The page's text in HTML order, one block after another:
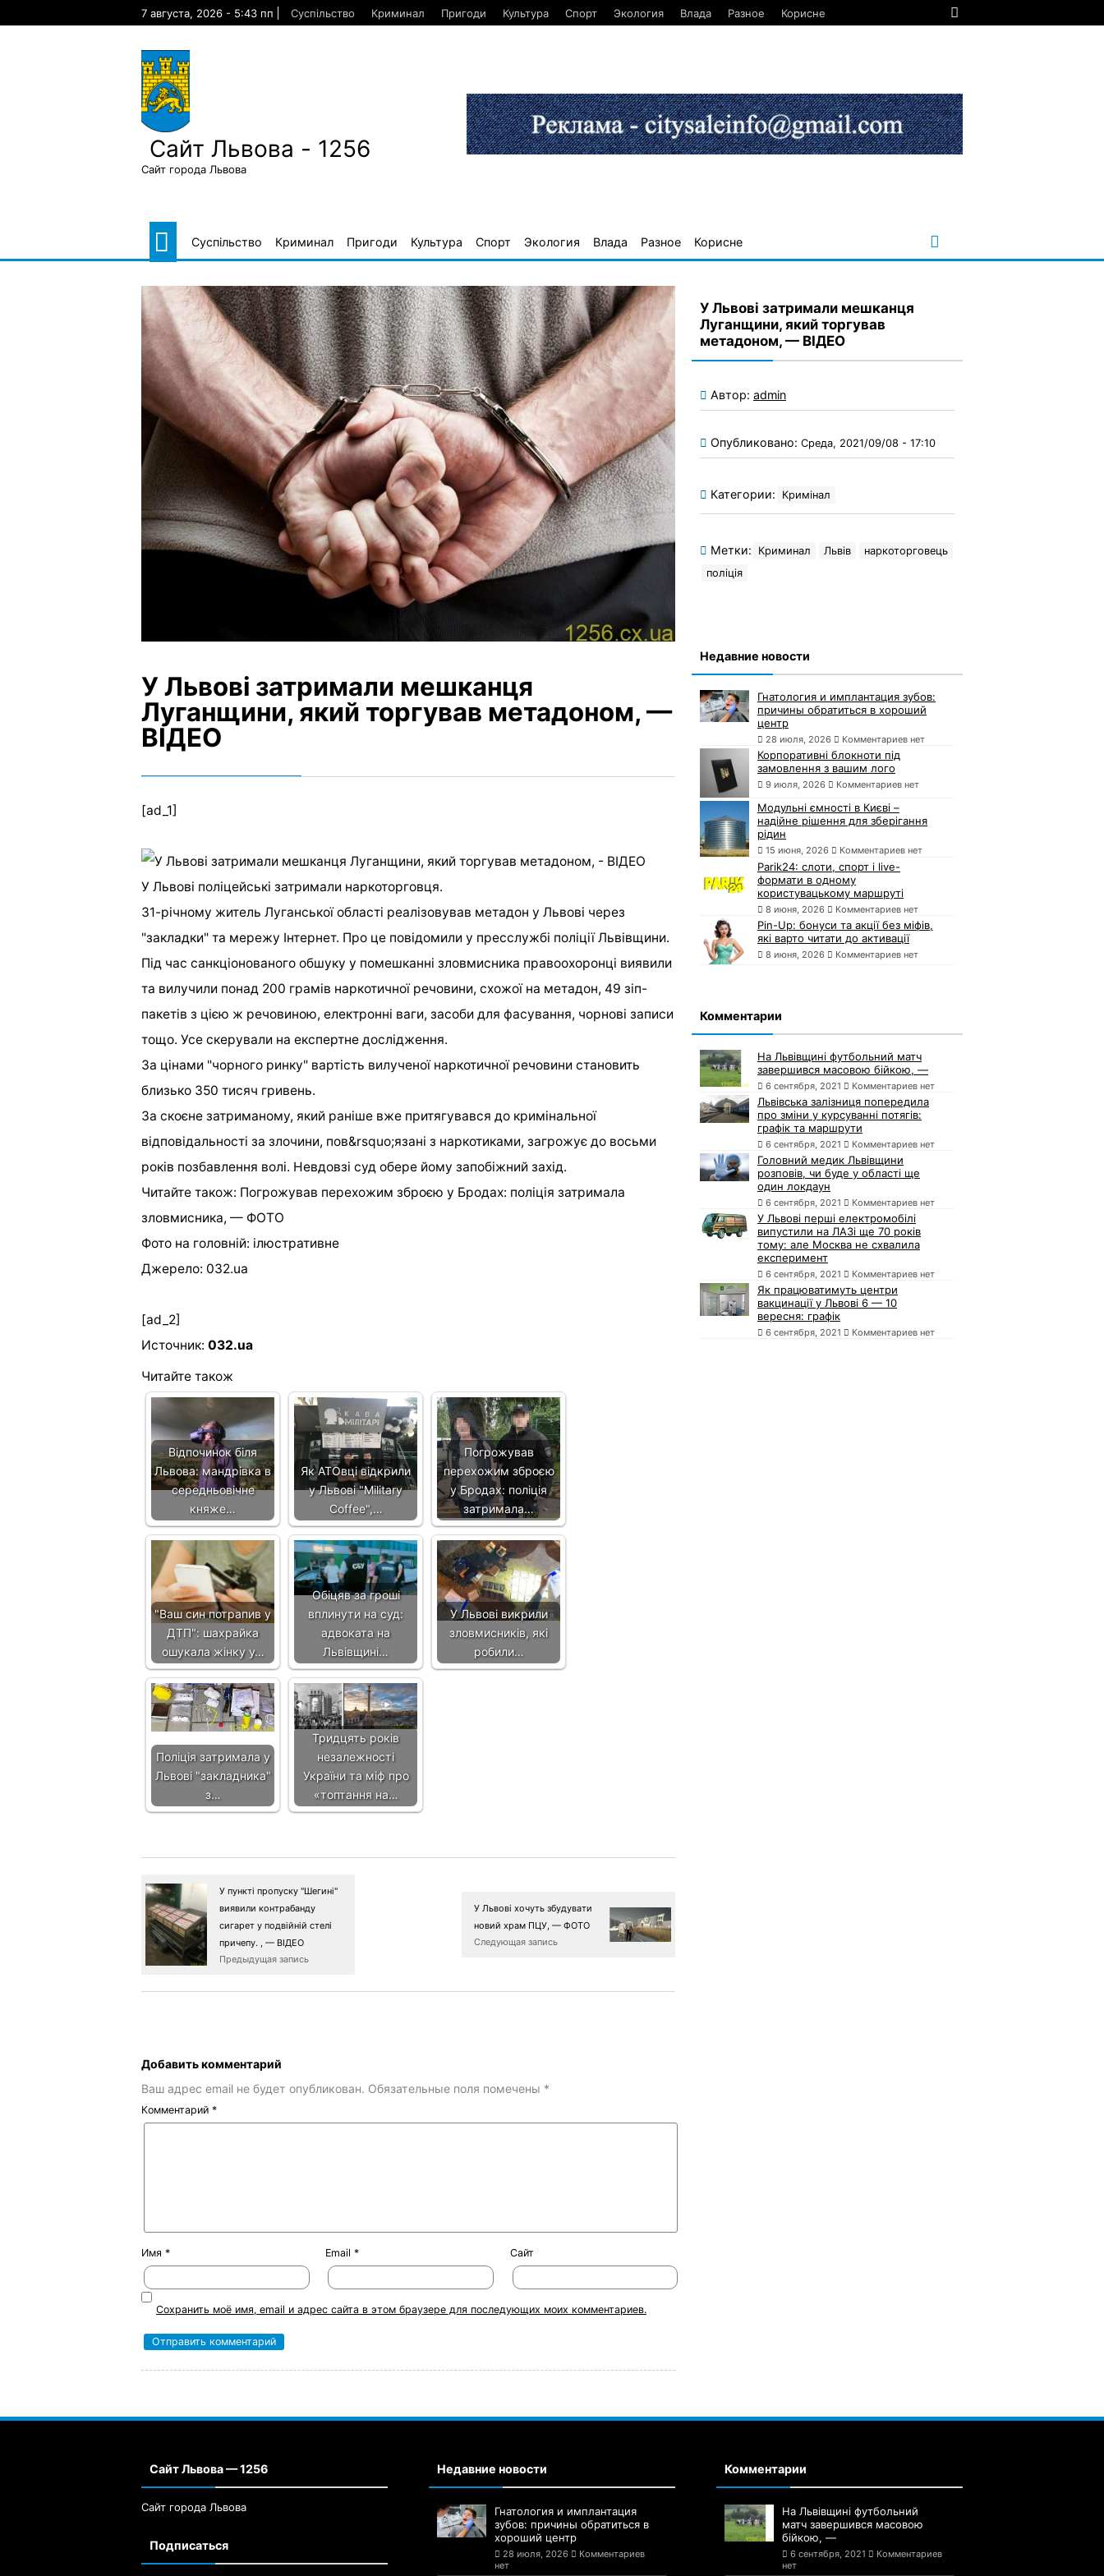
7 августа, 2026 - 5:43 пп Суспільство Криминал Пригоди Культура Спорт Экология Влада Разное Корисне
Сайт Львова - 1256
Сайт города Львова
Суспільство Криминал Пригоди Культура Спорт Экология Влада Разное Корисне
У Львові затримали мешканця
Луганщини, який торгував метадоном, —
ВІДЕО
[ad_1]
У Львові поліцейські затримали наркоторговця.
31-річному житель Луганської області реалізовував метадон у Львові через
"закладки" та мережу Інтернет. Про це повідомили у пресслужбі поліції Львівщини.
Під час санкціонованого обшуку у помешканні зловмисника правоохоронці виявили
та вилучили понад 200 грамів наркотичної речовини, схожої на метадон, 49 зіп-
пакетів з цією ж речовиною, електронні ваги, засоби для фасування, чорнові записи
тощо. Усе скерували на експертне дослідження.
За цінами "чорного ринку" вартість вилученої наркотичної речовини становить
близько 350 тисяч гривень.
За скоєне затриманому, який раніше вже притягувався до кримінальної
відповідальності за злочини, пов&rsquo;язані з наркотиками, загрожує до восьми
років позбавлення волі. Невдовзі суд обере йому запобіжний захід.
Читайте також: Погрожував перехожим зброєю у Бродах: поліція затримала
зловмисника, — ФОТО
Фото на головній: ілюстративне
Джерело: 032.ua
[ad_2]
Источник: 032.ua
Читайте також
Відпочинок біля
Львова: мандрівка в
середньовічне
княже…
Як АТОвці відкрили
у Львові "Military
Coffee",…
Погрожував
перехожим зброєю
у Бродах: поліція
затримала…
"Ваш син потрапив у
ДТП": шахрайка
ошукала жінку у…
Обіцяв за гроші
вплинути на суд:
адвоката на
Львівщині…
У Львові викрили
зловмисників, які
робили…
Поліція затримала у
Львові "закладника"
з…
Тридцять років
незалежності
України та міф про
«топтання на…
У пункті пропуску "Шегині"
виявили контрабанду
сигарет у подвійній стелі
причепу. , — ВІДЕО
Предыдущая запись
У Львові хочуть збудувати
новий храм ПЦУ, — ФОТО
Следующая запись
Добавить комментарий
Ваш адрес email не будет опубликован. Обязательные поля помечены *
Комментарий *
Имя * Email* Сайт
Сохранить моё имя, email и адрес сайта в этом браузере для последующих моих комментариев.
У Львові затримали мешканця
Луганщини, який торгував
метадоном, — ВІДЕО
Автор: admin
Опубликовано: Среда, 2021/09/08 - 17:10
Категории: Кримінал
Метки: Криминал Львів
наркоторговець
поліція
Недавние новости
Гнатология и имплантация зубов:
причины обратиться в хороший
центр
28 июля, 2026 Комментариев нет
Корпоративні блокноти під
замовлення з вашим лого
9 июля, 2026 Комментариев нет
Модульні ємності в Києві –
надійне рішення для зберігання
рідин
15 июня, 2026 Комментариев нет
Parik24: слоти, спорт і live-
формати в одному
користувацькому маршруті
8 июня, 2026 Комментариев нет
Pin-Up: бонуси та акції без міфів,
які варто читати до активації
8 июня, 2026 Комментариев нет
Комментарии
На Львівщині футбольний матч
завершився масовою бійкою, —
6 сентября, 2021 Комментариев нет
Львівська залізниця попередила
про зміни у курсуванні потягів:
графік та маршрути
6 сентября, 2021 Комментариев нет
Головний медик Львівщини
розповів, чи буде у області ще
один локдаун
6 сентября, 2021 Комментариев нет
У Львові перші електромобілі
випустили на ЛАЗі ще 70 років
тому: але Москва не схвалила
експеримент
6 сентября, 2021 Комментариев нет
Як працюватимуть центри
вакцинації у Львові 6 — 10
вересня: графік
6 сентября, 2021 Комментариев нет
Сайт Львова — 1256
Сайт города Львова
Подписаться
Недавние новости
Гнатология и имплантация
зубов: причины обратиться в
хороший центр
28 июля, 2026
Комментариев
нет
Комментарии
На Львівщині футбольний
матч завершився масовою
бійкою, —
6 сентября, 2021
Комментариев
нет